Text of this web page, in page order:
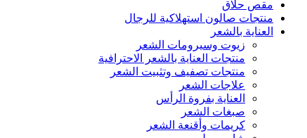
مقص حلاق
منتجات صالون استهلاكية للرجال
العناية بالشعر
زيوت وسيرومات الشعر
منتجات العناية بالشعر الاحترافية
منتجات تصفيف وتثبيت الشعر
علاجات الشعر
العناية بفروة الرأس
صبغات الشعر
كريمات وأقنعة الشعر